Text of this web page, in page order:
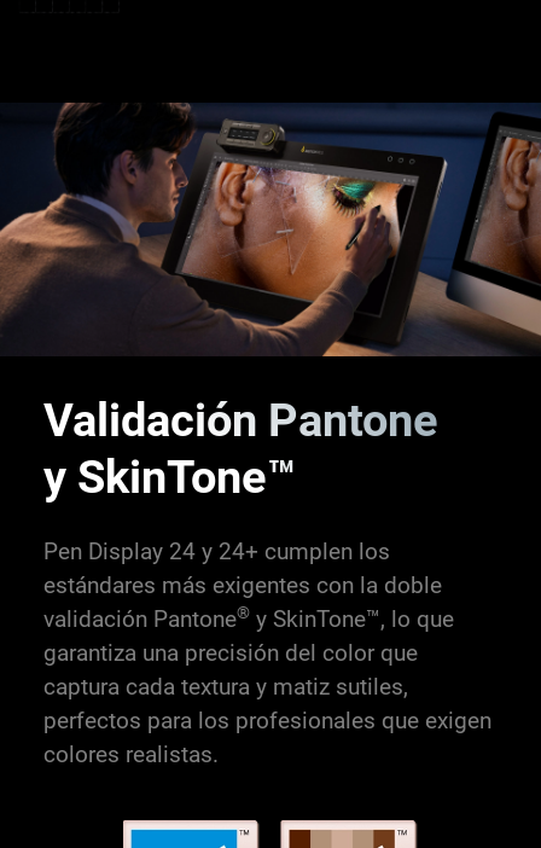
Validación Pantone
y SkinTone™
Pen Display 24 y 24+ cumplen los
estándares más exigentes con la doble
validación Pantone®y SkinTone™, lo que
garantiza una precisión del color que
captura cada textura y matiz sutiles,
perfectos para los profesionales que exigen
colores realistas.